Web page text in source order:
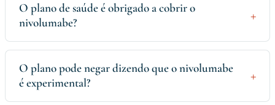
O plano de saúde é obrigado a cobrir o
nivolumabe?
O plano pode negar dizendo que o nivolumabe
é experimental?